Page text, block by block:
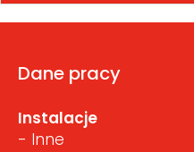
Dane pracy
Instalacje
- Inne